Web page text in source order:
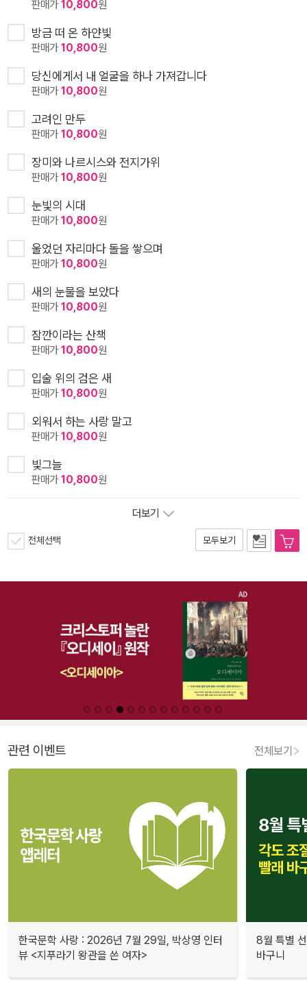
판매가10,800원
방금 떠 온 하얀빛
판매가10,800원
당신에게서 내 얼굴을 하나 가져갑니다
판매가10,800원
고려인 만두
판매가10,800원
장미와 나르시스와 전지가위
판매가10,800원
눈빛의 시대
판매가10,800원
울었던 자리마다 돌을 쌓으며
판매가10,800원
새의 눈물을 보았다
판매가10,800원
잠깐이라는 산책
판매가10,800원
입술 위의 검은 새
판매가10,800원
외워서 하는 사랑 말고
판매가10,800원
빛그늘
판매가10,800원
더보기
전체선택 모두보기
관련 이벤트 전체보기
한국문학 사랑 : 2026년 7월 29일, 박상영 인터
뷰 <지푸라기 왕관을 쓴 여자>
8월 특별
바구니